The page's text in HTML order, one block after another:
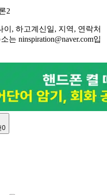
2
, 하고계신일, 지역, 연락처
는 ninspiration@naver.com입
0